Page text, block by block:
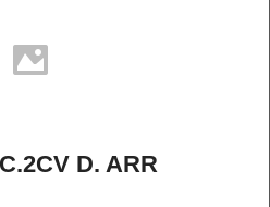
D. ARR